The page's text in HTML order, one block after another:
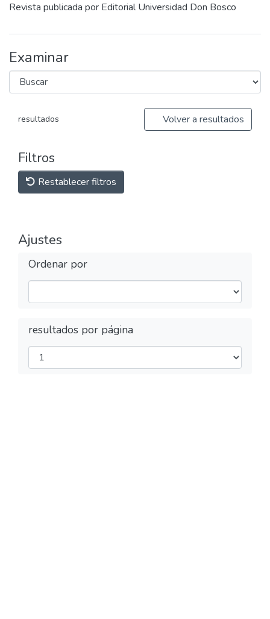
Revista publicada por Editorial Universidad Don Bosco
Examinar
resultados Volver a resultados
Filtros
Restablecer filtros
Ajustes
Ordenar por
resultados por página